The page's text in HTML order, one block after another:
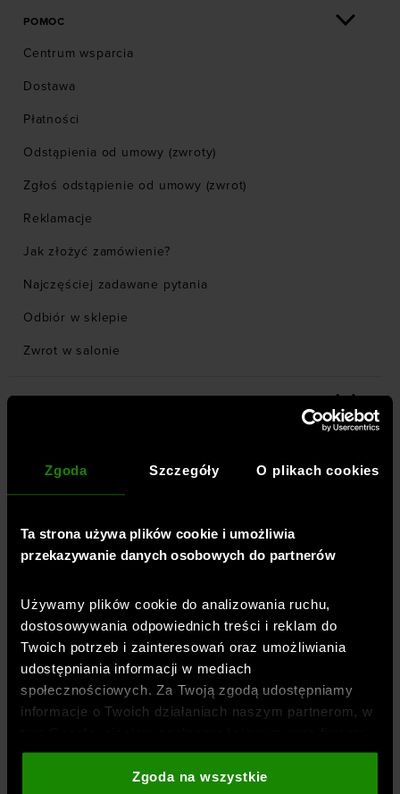
Zgoda Szczegóły O plikach cookies
Ta strona używa plików cookie i umożliwia
przekazywanie danych osobowych do partnerów
Używamy plików cookie do analizowania ruchu,
dostosowywania odpowiednich treści i reklam do
Twoich potrzeb i zainteresowań oraz umożliwiania
udostępniania informacji w mediach
społecznościowych. Za Twoją zgodą udostępniamy
informacje o Twoich działaniach naszym partnerom, w
zajmującym się reklamą i analityką internetową. Nasi
partnerzy mogą łączyć te informacje z innymi, które
Zgoda na wszystkie
POMOC
Centrum wsparcia
Dostawa
Płatności
Odstąpienia od umowy (zwroty)
Zgłoś odstąpienie od umowy (zwrot)
Reklamacje
Jak złożyć zamówienie?
Najczęściej zadawane pytania
Odbiór w sklepie
Zwrot w salonie
Informacja o zmianie Regulaminu
Polityka prywatności
Inne regulaminy
Informacja dotycząca sankcji
Hosting
Zasady publikowania i weryfikacji opinii
Dostępność cyfrowa
PRZEWODNIK